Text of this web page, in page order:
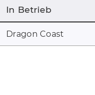
In Betrieb
Dragon Coast